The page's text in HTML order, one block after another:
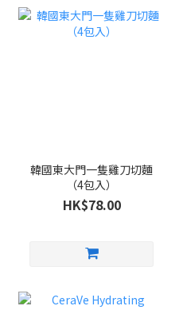
韓國東大門一隻雞刀切麵
（4包入）
HK$78.00